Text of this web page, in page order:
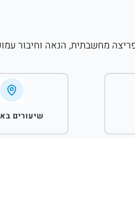
מחשבתית, הנאה וחיבור
שיעורים